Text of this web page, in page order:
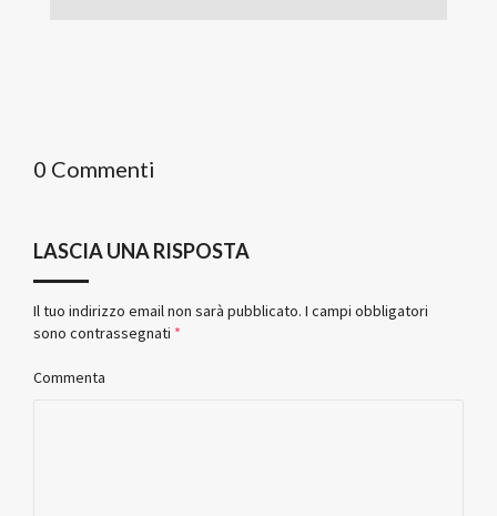
0 Commenti
LASCIA UNA RISPOSTA
Il tuo indirizzo email non sarà pubblicato. I campi obbligatori
sono contrassegnati *
Commenta